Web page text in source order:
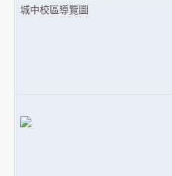
城中校區導覽圖